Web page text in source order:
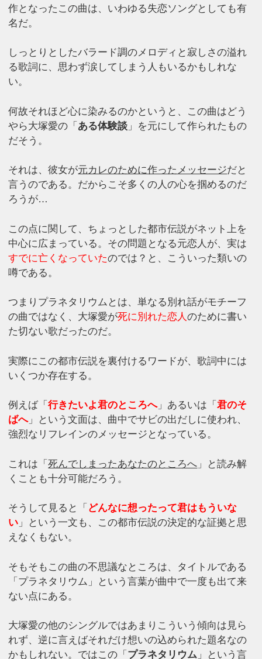
作となったこの曲は、いわゆる失恋ソングとしても有
名だ。
しっとりとしたバラード調のメロディと寂しさの溢れ
る歌詞に、思わず涙してしまう人もいるかもしれな
い。
何故それほど心に染みるのかというと、この曲はどう
やら大塚愛の「 ある体験談 」を元にして作られたもの
だそう。
それは、彼女が元カレのために作ったメッセージだと
言うのである。だからこそ多くの人の心を掴めるのだ
ろうが…
この点に関して、ちょっとした都市伝説がネット上を
中心に広まっている。その問題となる元恋人が、実は
すでに亡くなっていたのでは？と、こういった類いの
噂である。
つまりプラネタリウムとは、単なる別れ話がモチーフ
の曲ではなく、大塚愛が死に別れた恋人のために書い
た切ない歌だったのだ。
実際にこの都市伝説を裏付けるワードが、歌詞中には
いくつか存在する。
例えば「行きたいよ君のところへ」あるいは「君のそ
ばへ」という文面は、曲中でサビの出だしに使われ、
強烈なリフレインのメッセージとなっている。
これは「死んでしまったあなたのところへ 」と読み解
くことも十分可能だろう。
そうして見ると「 どんなに想ったって君はもういな
い 」という一文も、この都市伝説の決定的な証拠と思
えなくもない。
そもそもこの曲の不思議なところは、タイトルである
「プラネタリウム」という言葉が曲中で一度も出て来
ない点にある。
大塚愛の他のシングルではあまりこういう傾向は見ら
れず、逆に言えばそれだけ想いの込められた題名なの
かもしれない。ではこの「 プラネタリウム 」という言